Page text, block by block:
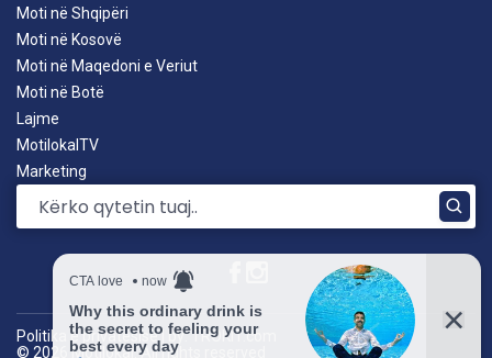
Moti në Shqipëri
Moti në Kosovë
Moti në Maqedoni e Veriut
Moti në Botë
Lajme
MotilokalTV
Marketing
© 2026 Motilokal. All rights reserved
Politika e privatësisë| by: TROKIT.com